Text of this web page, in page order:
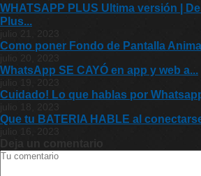
WHATSAPP PLUS Ultima versión |
Plus...
julio 21, 2023
Como poner Fondo de Pantalla
WhatsApp SE CAYÓ en app y web a...
julio 19, 2023
Cuidado! Lo que hablas por
Que tu BATERIA HABLE al
julio 16, 2023